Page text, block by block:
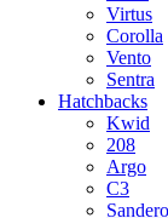
Virtus
Corolla
Vento
Sentra
Hatchbacks
Kwid
208
Argo
C3
Sandero